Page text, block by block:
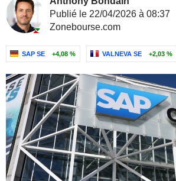
Publié le 22/04/2026 à 08:37
Zonebourse.com
SAP SE +4,08 % VALNEVA SE +2,03 %